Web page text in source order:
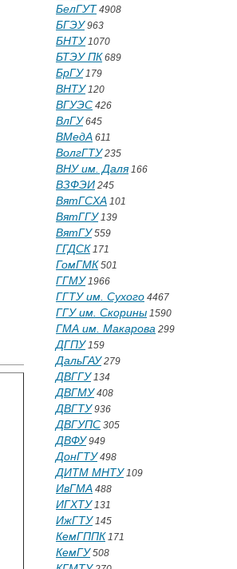
БелГУТ 4908
БГЭУ963
БНТУ1070
БТЭУ ПК 689
БрГУ179
ВНТУ120
ВГУЭС 426
ВлГУ645
ВМедА 611
ВолгГТУ235
ВНУ им. Даля166
ВЗФЭИ 245
ВятГСХА 101
ВятГГУ139
ВятГУ559
ГГДСК 171
ГомГМК 501
ГГМУ1966
ГГТУ им. Сухого 4467
ГГУ им. Скорины 1590
ГМА им. Макарова 299
ДГПУ159
ДальГАУ279
ДВГГУ134
ДВГМУ408
ДВГТУ936
ДВГУПС 305
ДВФУ949
ДонГТУ498
ДИТМ МНТУ109
ИвГМА 488
ИГХТУ131
ИжГТУ145
КемГППК 171
КемГУ508